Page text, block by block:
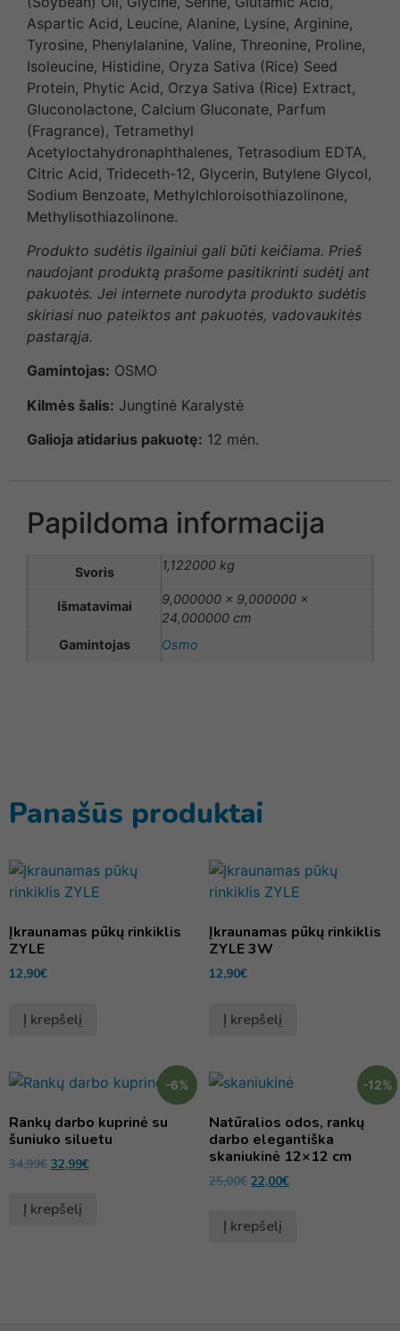
Aspartic Acid, Leucine, Alanine, Lysine, Arginine,
Tyrosine, Phenylalanine, Valine, Threonine, Proline,
Isoleucine, Histidine, Oryza Sativa (Rice) Seed
Protein, Phytic Acid, Orzya Sativa (Rice) Extract,
Gluconolactone, Calcium Gluconate, Parfum
(Fragrance), Tetramethyl
Acetyloctahydronaphthalenes, Tetrasodium EDTA,
Citric Acid, Trideceth-12, Glycerin, Butylene Glycol,
Sodium Benzoate, Methylchloroisothiazolinone,
Methylisothiazolinone.
Produkto sudėtis ilgainiui gali būti keičiama. Prieš
naudojant produktą prašome pasitikrinti sudėtį ant
pakuotės. Jei internete nurodyta produkto sudėtis
skiriasi nuo pateiktos ant pakuotės, vadovaukitės
pastarąja.
Gamintojas: OSMO
Kilmės šalis: Jungtinė Karalystė
Galioja atidarius pakuotę: 12 mėn.
Papildoma informacija
Svoris 1,122000 kg
Išmatavimai
9,000000 × 9,000000 ×
24,000000 cm
Gamintojas
Osmo
Panašūs produktai
Įkraunamas pūkų rinkiklis
ZYLE
12,90€
Į krepšelį
Įkraunamas pūkų rinkiklis
ZYLE 3W
12,90€
Į krepšelį
-6%
Rankų darbo kuprinė su
šuniuko siluetu
34,99€ 32,99€
Į krepšelį
-12%
Natūralios odos, rankų
darbo elegantiška
skaniukinė 12×12 cm
25,00€ 22,00€
Į krepšelį